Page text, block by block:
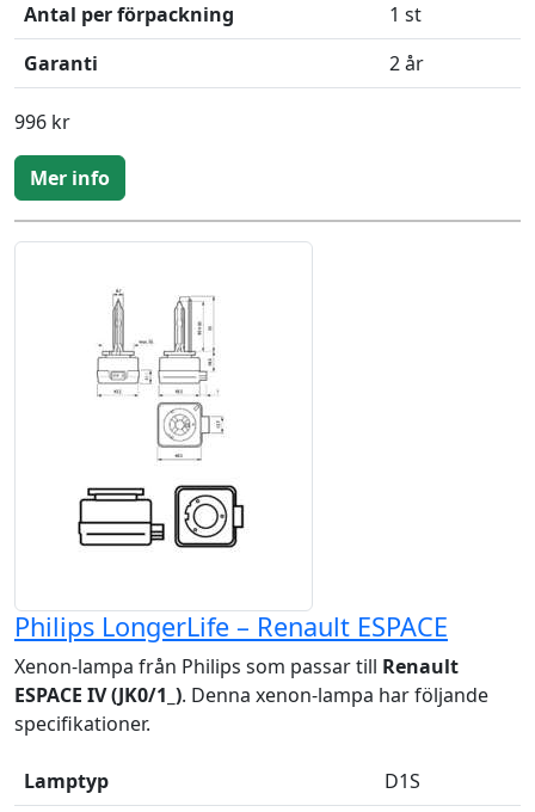
Antal per förpackning
1 st
Garanti
2 år
996 kr
Mer info
Philips LongerLife – Renault ESPACE
Xenon-lampa från Philips som passar till Renault
ESPACE IV (JK0/1_). Denna xenon-lampa har följande
specifikationer.
Lamptyp
D1S